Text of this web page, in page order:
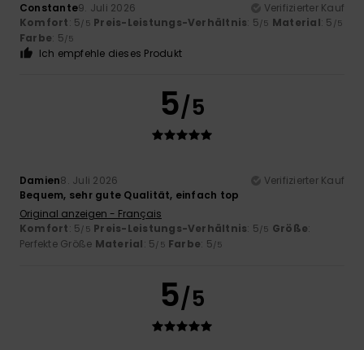
Constante9. Juli 2026
Verifizierter Kauf
Komfort: 5/5 Preis-Leistungs-Verhältnis: 5/5 Material: 5 /5
Farbe: 5/5
Ich empfehle dieses Produkt
5/5
Damien8. Juli 2026
Verifizierter Kauf
Bequem, sehr gute Qualität, einfach top
Original anzeigen - Français
Komfort: 5/5 Preis-Leistungs-Verhältnis: 5/5 Größe:
Perfekte Größe Material: 5/5 Farbe: 5/5
5/5